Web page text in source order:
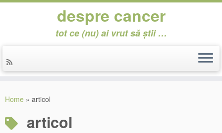
despre cancer
tot ce (nu) ai vrut să știi …
Home » articol
articol